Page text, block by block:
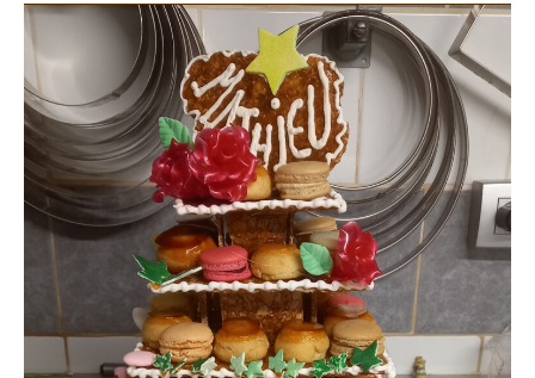
Pièce
pyramidale
avec
macarons